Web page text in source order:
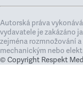
Autorská práva
vydavatele je zakázáno
zejména rozmnožování
mechanickým nebo
© Copyright Respekt